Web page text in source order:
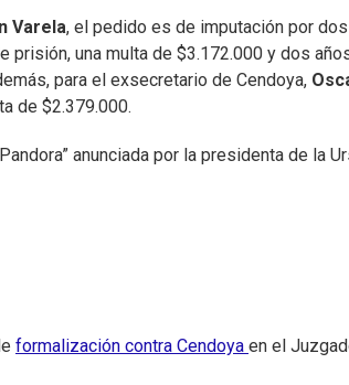
Varela, el pedido es de imputación por
prisión, una multa de $3.172.000 y dos
para el exsecretario de Cendoya,
de $2.379.000.
anunciada por la presidenta de la
formalización contra Cendoya en el